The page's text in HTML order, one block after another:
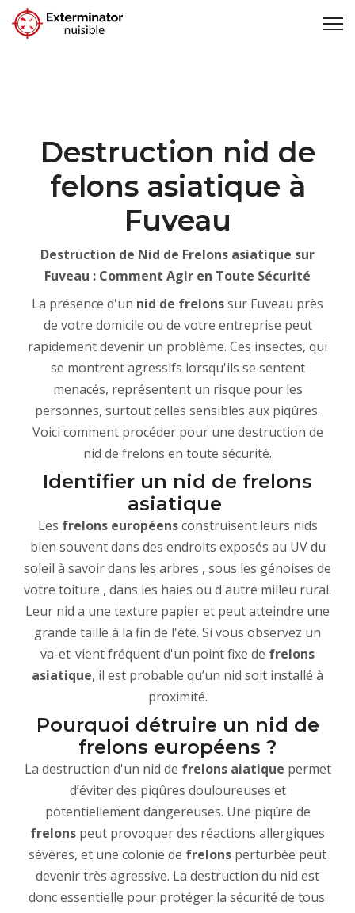
Destruction nid de
felons asiatique à
Fuveau
Destruction de Nid de Frelons asiatique sur
Fuveau : Comment Agir en Toute Sécurité
La présence d'un nid de frelonssur Fuveau près
de votre domicile ou de votre entreprise peut
rapidement devenir un problème. Ces insectes, qui
se montrent agressifs lorsqu'ils se sentent
menacés, représentent un risque pour les
personnes, surtout celles sensibles aux piqûres.
Voici comment procéder pour une destruction de
nid de frelons en toute sécurité.
Identifier un nid de frelons
asiatique
Les frelons européensconstruisent leurs nids
bien souvent dans des endroits exposés au UV du
soleil à savoir dans les arbres , sous les génoises de
votre toiture , dans les haies ou d'autre milleu rural.
Leur nid a une texture papier et peut atteindre une
grande taille à la fin de l'été. Si vous observez un
va-et-vient fréquent d'un point fixe de frelons
asiatique, il est probable qu’un nid soit installé à
proximité.
Pourquoi détruire un nid de
frelons européens ?
La destruction d'un nid de frelons aiatique permet
d’éviter des piqûres douloureuses et
potentiellement dangereuses. Une piqûre de
frelons peut provoquer des réactions allergiques
sévères, et une colonie de frelons perturbée peut
devenir très agressive. La destruction du nid est
donc essentielle pour protéger la sécurité de tous.